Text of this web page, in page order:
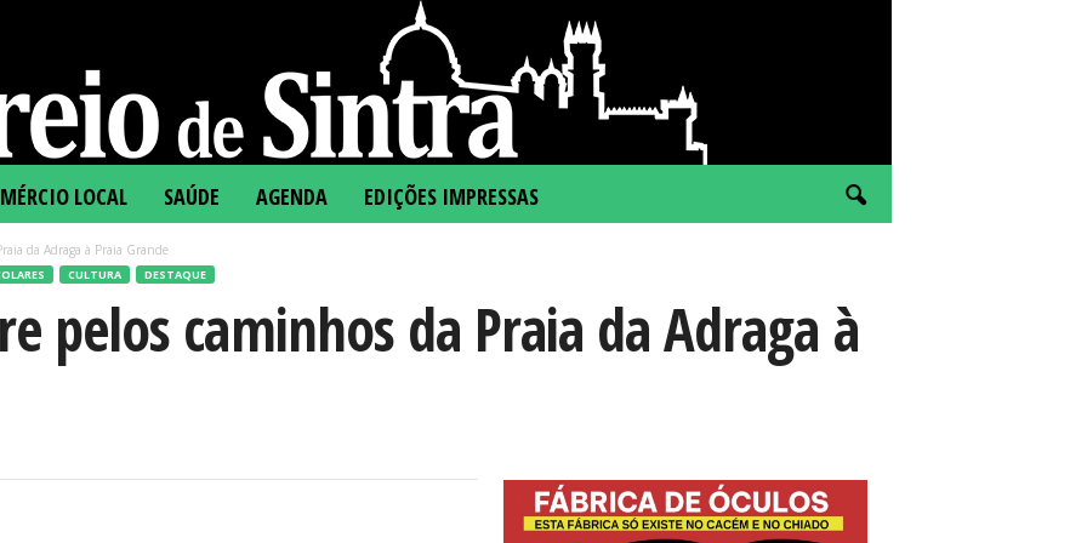
LOCAL SAÚDE AGENDA EDIÇÕES IMPRESSAS
da Adraga à Praia Grande
CULTURA DESTAQUE
pelos caminhos da Praia da Adraga à